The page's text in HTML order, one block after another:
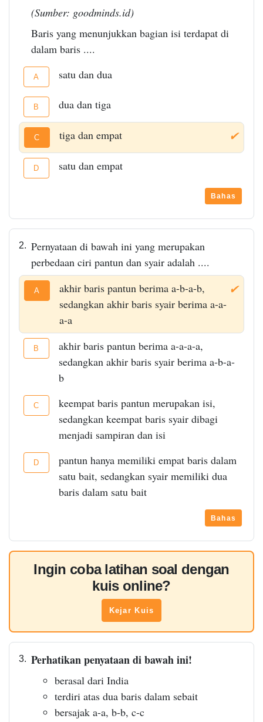
(Sumber: goodminds.id)
Baris yang menunjukkan bagian isi terdapat di
dalam baris ....
A satu dan dua
B dua dan tiga
C ✔
tiga dan empat
D satu dan empat
Bahas
2. Pernyataan di bawah ini yang merupakan
perbedaan ciri pantun dan syair adalah ....
A ✔
akhir baris pantun berima a-b-a-b,
sedangkan akhir baris syair berima a-a-
a-a
B
akhir baris pantun berima a-a-a-a,
sedangkan akhir baris syair berima a-b-a-
b
C
keempat baris pantun merupakan isi,
sedangkan keempat baris syair dibagi
menjadi sampiran dan isi
D
pantun hanya memiliki empat baris dalam
satu bait, sedangkan syair memiliki dua
baris dalam satu bait
Bahas
Ingin coba latihan soal dengan
kuis online?
Kejar Kuis
3. Perhatikan penyataan di bawah ini!
berasal dari India
terdiri atas dua baris dalam sebait
bersajak a-a, b-b, c-c